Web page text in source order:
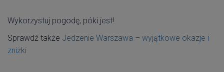
Wykorzystuj pogodę, póki jest!
Sprawdź także Jedzenie Warszawa – wyjątkowe okazje i
zniżki